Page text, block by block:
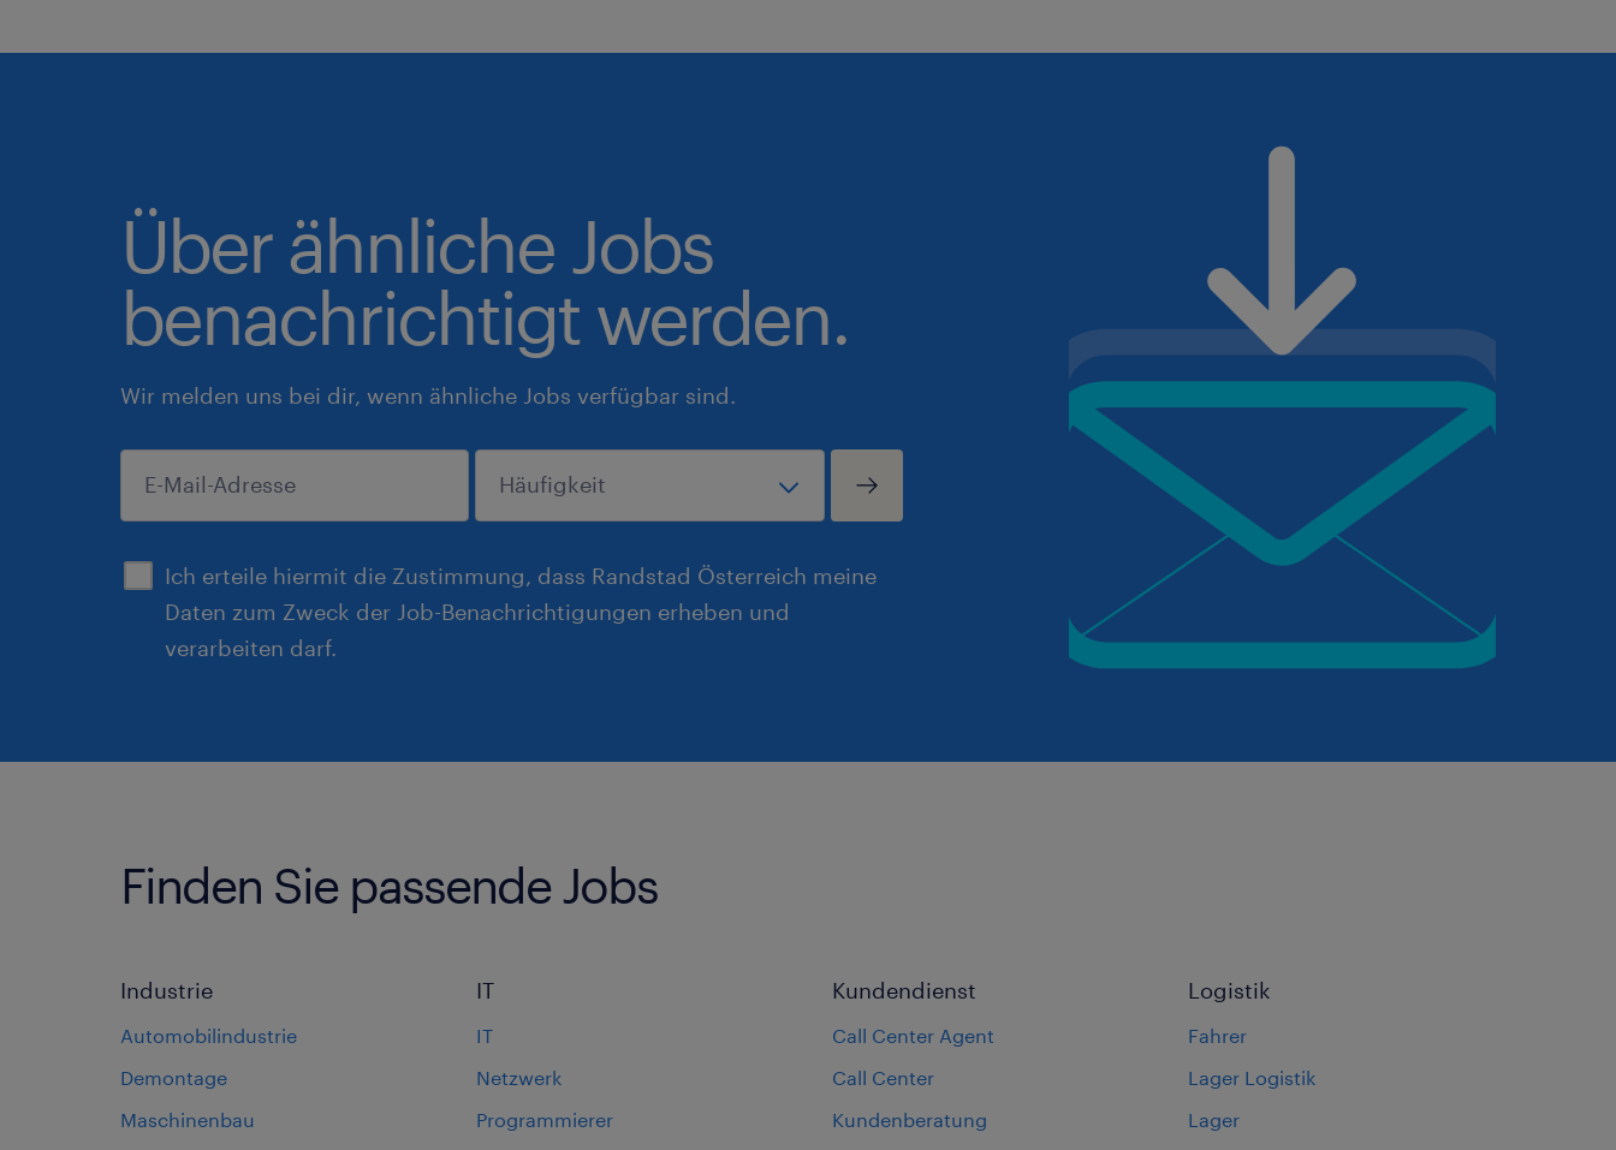
Über ähnliche Jobs
benachrichtigt werden.
Wir melden uns bei dir, wenn ähnliche Jobs verfügbar sind.
Ich erteile hiermit die Zustimmung, dass Randstad Österreich meine
Daten zum Zweck der Job-Benachrichtigungen erheben und
verarbeiten darf.
einreichen
Finden Sie passende Jobs
Industrie
Automobilindustrie
Demontage
Maschinenbau
IT
IT
Netzwerk
Programmierer
Kundendienst
Call Center Agent
Call Center
Kundenberatung
Logistik
Fahrer
Lager Logistik
Lager